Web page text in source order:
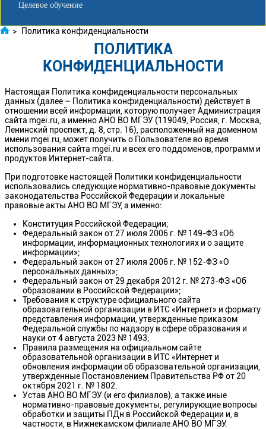
Целевое обучение
> Политика конфиденциальности
ПОЛИТИКА
КОНФИДЕНЦИАЛЬНОСТИ
Настоящая Политика конфиденциальности персональных
данных (далее – Политика конфиденциальности) действует в
отношении всей информации, которую получает Администрация
сайта mgei.ru, а именно АНО ВО МГЭУ (119049, Россия, г. Москва,
Ленинский проспект, д. 8, стр. 16), расположенный на доменном
имени mgei.ru, может получить о Пользователе во время
использования сайта mgei.ru и всех его поддоменов, программ и
продуктов Интернет-сайта.
При подготовке настоящей Политики конфиденциальности
использовались следующие нормативно-правовые документы
законодательства Российской Федерации и локальные
правовые акты АНО ВО МГЭУ, а именно:
Конституция Российской Федерации;
Федеральный закон от 27 июля 2006 г. № 149-ФЗ «Об
информации, информационных технологиях и о защите
информации»;
Федеральный закон от 27 июля 2006 г. № 152-ФЗ «О
персональных данных»;
Федеральный закон от 29 декабря 2012 г. № 273-ФЗ «Об
образовании в Российской Федерации»;
Требования к структуре официального сайта
образовательной организации в ИТС «Интернет» и формату
представления информации, утвержденные приказом
Федеральной службы по надзору в сфере образования и
науки от 4 августа 2023 № 1493;
Правила размещения на официальном сайте
образовательной организации в ИТС «Интернет и
обновления информации об образовательной организации,
утвержденные Постановлением Правительства РФ от 20
октября 2021 г. № 1802.
Устав АНО ВО МГЭУ (и его филиалов), а также иные
нормативно-правовые документы, регулирующие вопросы
обработки и защиты ПДн в Российской Федерации и, в
частности, в Нижнекамском филиале АНО ВО МГЭУ.